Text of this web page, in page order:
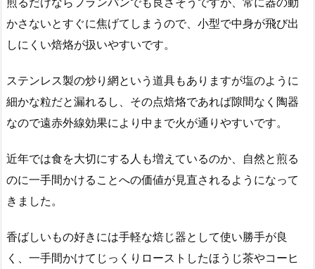
かさないとすぐに焦げてしまうので、小型で中身が飛び出
しにくい焙烙が扱いやすいです。
ステンレス製の炒り網という道具もありますが塩のように
細かな粒だと漏れるし、その点焙烙であれば隙間なく陶器
なので遠赤外線効果により中まで火が通りやすいです。
近年では食を大切にする人も増えているのか、自然と煎る
のに一手間かけることへの価値が見直されるようになって
きました。
香ばしいもの好きには手軽な焙じ器として使い勝手が良
く、一手間かけてじっくりローストしたほうじ茶やコーヒ